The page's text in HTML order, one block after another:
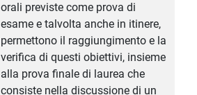
orali previste come prova di
esame e talvolta anche in itinere,
permettono il raggiungimento e la
verifica di questi obiettivi, insieme
alla prova finale di laurea che
consiste nella discussione di un